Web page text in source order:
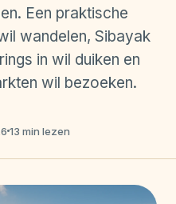
Een praktische
wandelen, Sibayak
in wil duiken en
wil bezoeken.
13 min lezen